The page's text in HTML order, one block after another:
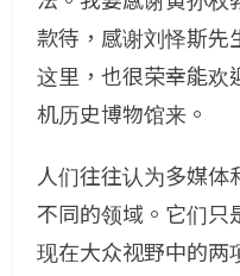
款待，感谢刘怿斯先
这里，也很荣幸能欢
机历史博物馆来。
人们往往认为多媒体
不同的领域。它们只
现在大众视野中的两